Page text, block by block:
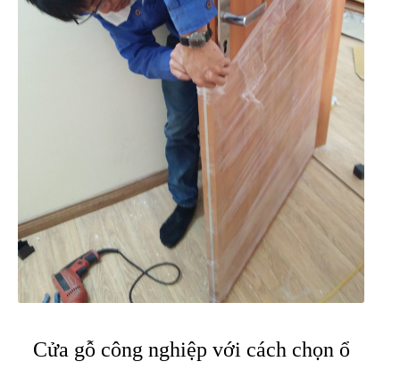
Cửa gỗ công nghiệp với cách chọn ổ